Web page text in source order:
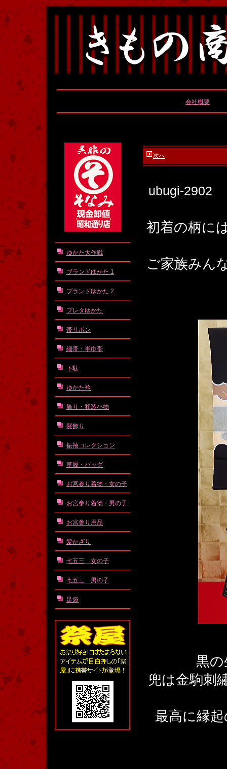
会社概要
ゆかた大作戦
ブランドゆかた 1
ブランドゆかた 2
プレタゆかた
帯リボン
細帯・半巾帯
下駄
ゆかた衿
飾り・和装小物
髪飾り
振袖コレクション
草履・バッグ
お宮参り着物・女の子
お宮参り着物・男の子
お宮参り用品
髪かざり
七五三 女の子
七五三 男の子
足袋
次へ
ubugi-2902
初着の柄に
ご家族みん
黒
兜は金駒刺
最高に縁